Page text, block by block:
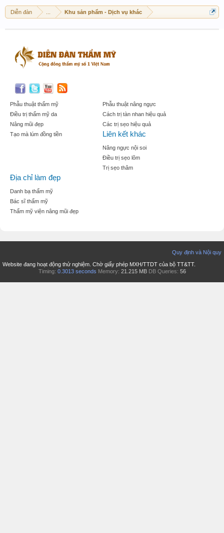
Diễn đàn Khu sản phẩm - Dịch vụ khác
Phẫu thuật thẩm mỹ
Điều trị thẩm mỹ da
Nâng mũi đẹp
Tạo mà lúm đồng tiền
Phẫu thuật nâng ngực
Cách trị tàn nhan hiệu quả
Các trị sẹo hiệu quả
Liên kết khác
Nâng ngực nội soi
Điều trị sẹo lõm
Trị sẹo thâm
Địa chỉ làm đẹp
Danh bạ thẩm mỹ
Bác sĩ thẩm mỹ
Thẩm mỹ viện nâng mũi đẹp
Quy định và Nội quy
Website đang hoạt động thử nghiệm. Chờ giấy phép MXH/TTDT của bộ TT&TT.
Timing: 0.3013 seconds Memory: 21.215 MB DB Queries: 56